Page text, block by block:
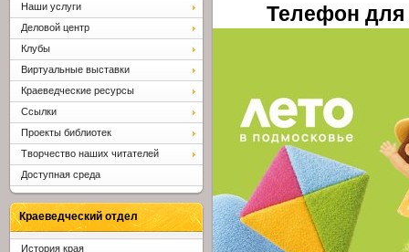
Телефон для
Наши услуги
Деловой центр
Клубы
Виртуальные выставки
Краеведческие ресурсы
Ссылки
Проекты библиотек
Творчество наших читателей
Доступная среда
Краеведческий отдел
История края